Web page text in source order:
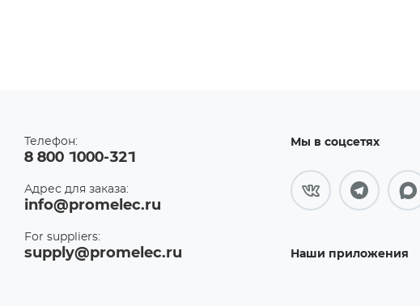
Телефон:
8 800 1000-321
Адрес для заказа:
info@promelec.ru
For suppliers:
supply@promelec.ru
Мы в соцсетях
Наши приложения